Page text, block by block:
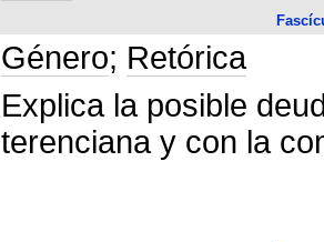
Género; Retórica
Explica la posible
terenciana y con la